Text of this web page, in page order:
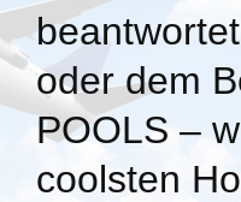
oder dem
POOLS –
coolsten